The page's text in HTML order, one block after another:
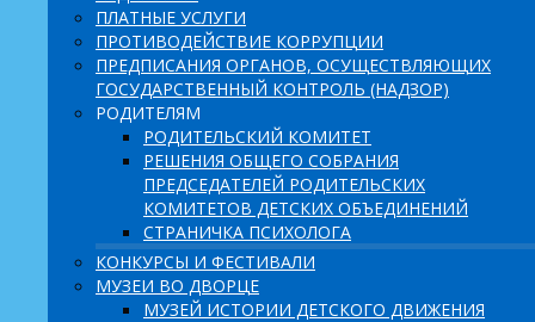
ПЛАТНЫЕ УСЛУГИ
ПРОТИВОДЕЙСТВИЕ КОРРУПЦИИ
ПРЕДПИСАНИЯ ОРГАНОВ, ОСУЩЕСТВЛЯЮЩИХ
ГОСУДАРСТВЕННЫЙ КОНТРОЛЬ (НАДЗОР)
РОДИТЕЛЯМ
РОДИТЕЛЬСКИЙ КОМИТЕТ
РЕШЕНИЯ ОБЩЕГО СОБРАНИЯ
ПРЕДСЕДАТЕЛЕЙ РОДИТЕЛЬСКИХ
КОМИТЕТОВ ДЕТСКИХ ОБЪЕДИНЕНИЙ
СТРАНИЧКА ПСИХОЛОГА
КОНКУРСЫ И ФЕСТИВАЛИ
МУЗЕИ ВО ДВОРЦЕ
МУЗЕЙ ИСТОРИИ ДЕТСКОГО ДВИЖЕНИЯ